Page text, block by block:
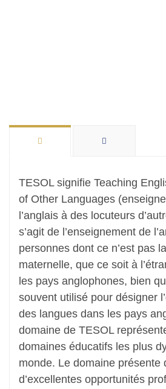
TESOL signifie Teaching
of Other Languages
l’anglais à des locuteurs
s’agit de l’enseignement de
personnes dont ce n’est pas
maternelle, que ce soit à
les pays anglophones, bien
souvent utilisé pour désigner
des langues dans les pays
domaine de TESOL
domaines éducatifs les plus
monde. Le domaine présente
d’excellentes opportunités